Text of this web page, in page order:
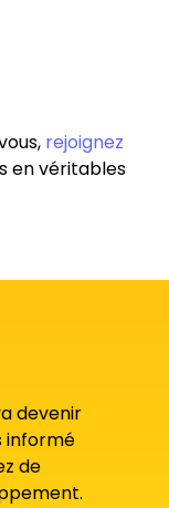
rejoignez
en véritables
devenir
informé
de